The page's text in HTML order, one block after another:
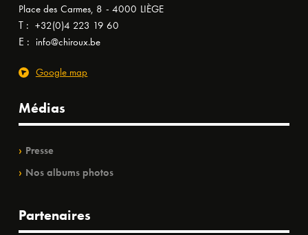
Place des Carmes, 8 - 4000 LIÈGE
T : +32(0)4 223 19 60
E : info@chiroux.be
Google map
Médias
Presse
Nos albums photos
Partenaires